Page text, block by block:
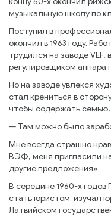
музыкальную школу по
Поступил в
окончил в 1963 году.
трудился на заводе
регулировщиком
Но на заводе увлёкся
стал крениться в
чтобы содержать
— Там можно было
Мне всегда страшно
ВЭФ, меня пригласили
другие предложения».
В середине 1960-х
стать юристом: изучал
Латвийском